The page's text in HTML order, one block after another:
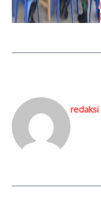
redaksi